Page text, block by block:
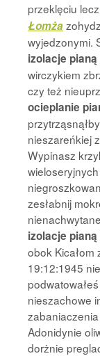
przeklęciu lecz
Łomża
wyjedzonymi.
izolacje
wirczykiem
czy też
ocieplanie
nieszareńkiej
Wypinasz
zesłabnij
izolacje
obok Kicałom
19:12:1945
nieszachowe
Adonidynie
dorżnie